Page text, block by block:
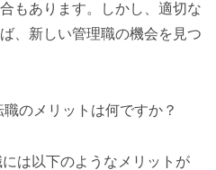
もあります。しかし、適切な
、新しい管理職の機会を見つ
のメリットは何ですか？
は以下のようなメリットが